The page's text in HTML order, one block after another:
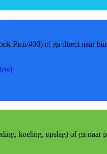
Pico/400) of ga direct naar
koeling, opslag) of ga naar